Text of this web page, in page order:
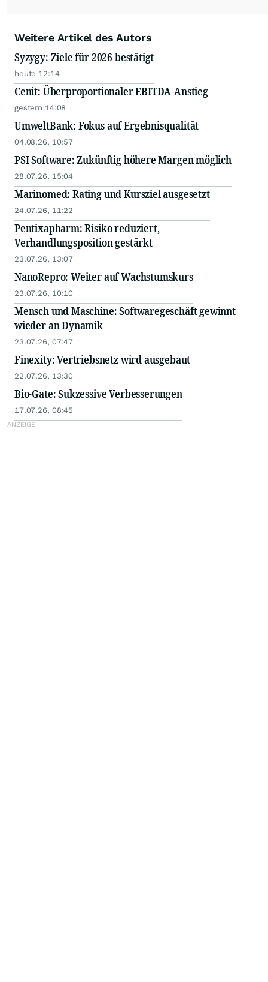
Weitere Artikel des Autors
Syzygy: Ziele für 2026 bestätigt
heute 12:14
Cenit: Überproportionaler EBITDA-Anstieg
gestern 14:08
UmweltBank: Fokus auf Ergebnisqualität
04.08.26, 10:57
PSI Software: Zukünftig höhere Margen möglich
28.07.26, 15:04
Marinomed: Rating und Kursziel ausgesetzt
24.07.26, 11:22
Pentixapharm: Risiko reduziert,
Verhandlungsposition gestärkt
23.07.26, 13:07
NanoRepro: Weiter auf Wachstumskurs
23.07.26, 10:10
Mensch und Maschine: Softwaregeschäft gewinnt
wieder an Dynamik
23.07.26, 07:47
Finexity: Vertriebsnetz wird ausgebaut
22.07.26, 13:30
Bio-Gate: Sukzessive Verbesserungen
17.07.26, 08:45